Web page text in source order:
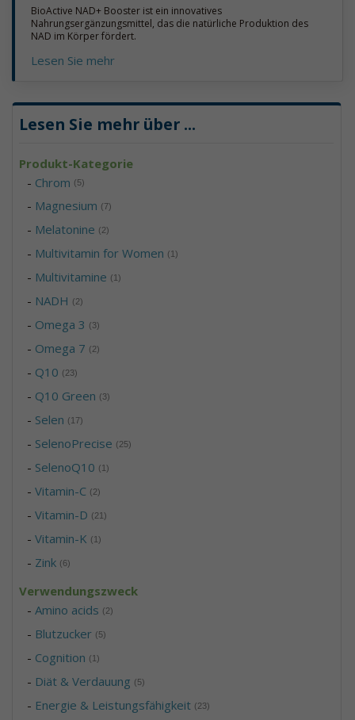
BioActive NAD+ Booster ist ein innovatives
Nahrungsergänzungsmittel, das die natürliche Produktion des
NAD im Körper fördert.
Lesen Sie mehr
Lesen Sie mehr über ...
Produkt-Kategorie
- Chrom (5)
- Magnesium (7)
- Melatonine (2)
- Multivitamin for Women (1)
- Multivitamine (1)
- NADH (2)
- Omega 3 (3)
- Omega 7 (2)
- Q10 (23)
- Q10 Green (3)
- Selen (17)
- SelenoPrecise (25)
- SelenoQ10 (1)
-Vitamin-C (2)
-Vitamin-D (21)
-Vitamin-K (1)
- Zink (6)
Verwendungszweck
-Amino acids (2)
- Blutzucker (5)
- Cognition (1)
- Diät & Verdauung (5)
- Energie & Leistungsfähigkeit (23)